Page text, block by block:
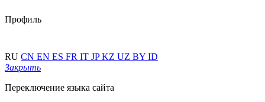
Профиль
RU CN EN ES FR IT JPKZ UZ BY ID
Закрыть
Переключение языка сайта